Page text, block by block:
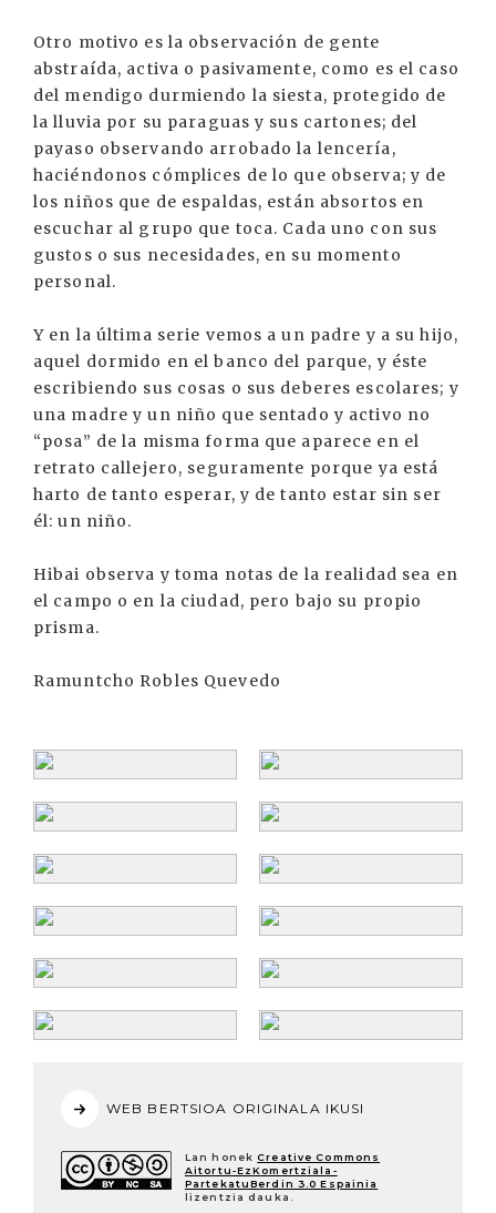
Otro motivo es la observación de gente
abstraída, activa o pasivamente, como es el caso
del mendigo durmiendo la siesta, protegido de
la lluvia por su paraguas y sus cartones; del
payaso observando arrobado la lencería,
haciéndonos cómplices de lo que observa; y de
los niños que de espaldas, están absortos en
escuchar al grupo que toca. Cada uno con sus
gustos o sus necesidades, en su momento
personal.
Y en la última serie vemos a un padre y a su hijo,
aquel dormido en el banco del parque, y éste
escribiendo sus cosas o sus deberes escolares; y
una madre y un niño que sentado y activo no
“posa” de la misma forma que aparece en el
retrato callejero, seguramente porque ya está
harto de tanto esperar, y de tanto estar sin ser
él: un niño.
Hibai observa y toma notas de la realidad sea en
el campo o en la ciudad, pero bajo su propio
prisma.
Ramuntcho Robles Quevedo
WEB BERTSIOA ORIGINALA IKUSI
Lan honek Creative Commons
Aitortu-EzKomertziala-
PartekatuBerdin 3.0 Espainia
lizentzia dauka.